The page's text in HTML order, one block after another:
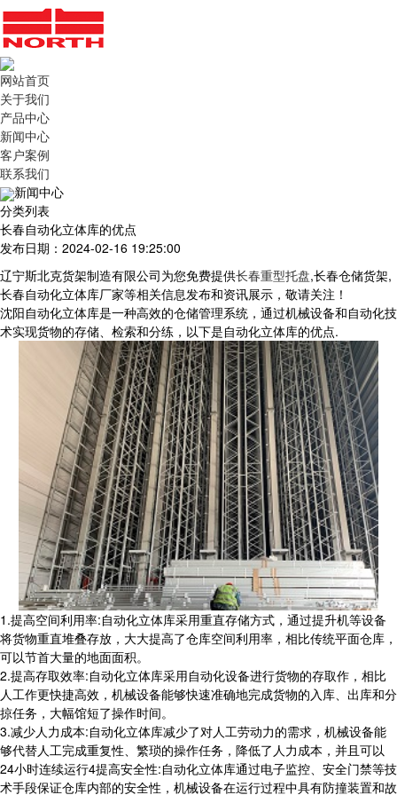
网站首页
关于我们
产品中心
新闻中心
客户案例
联系我们
新闻中心
分类列表
长春自动化立体库的优点
发布日期：2024-02-16 19:25:00
辽宁斯北克货架制造有限公司为您免费提供长春重型托盘,长春仓储货架,
长春自动化立体库厂家等相关信息发布和资讯展示，敬请关注！
沈阳自动化立体库是一种高效的仓储管理系统，通过机械设备和自动化技
术实现货物的存储、检索和分练，以下是自动化立体库的优点.
1.提高空间利用率:自动化立体库采用重直存储方式，通过提升机等设备
将货物重直堆叠存放，大大提高了仓库空间利用率，相比传统平面仓库，
可以节首大量的地面面积。
2.提高存取效率:自动化立体库采用自动化设备进行货物的存取作，相比
人工作更快捷高效，机械设备能够快速准确地完成货物的入库、出库和分
掠任务，大幅馆短了操作时间。
3.减少人力成本:自动化立体库减少了对人工劳动力的需求，机械设备能
够代替人工完成重复性、繁琐的操作任务，降低了人力成本，并且可以
24小时连续运行4提高安全性:自动化立体库通过电子监控、安全门禁等技
术手段保证仓库内部的安全性，机械设备在运行过程中具有防撞装置和故